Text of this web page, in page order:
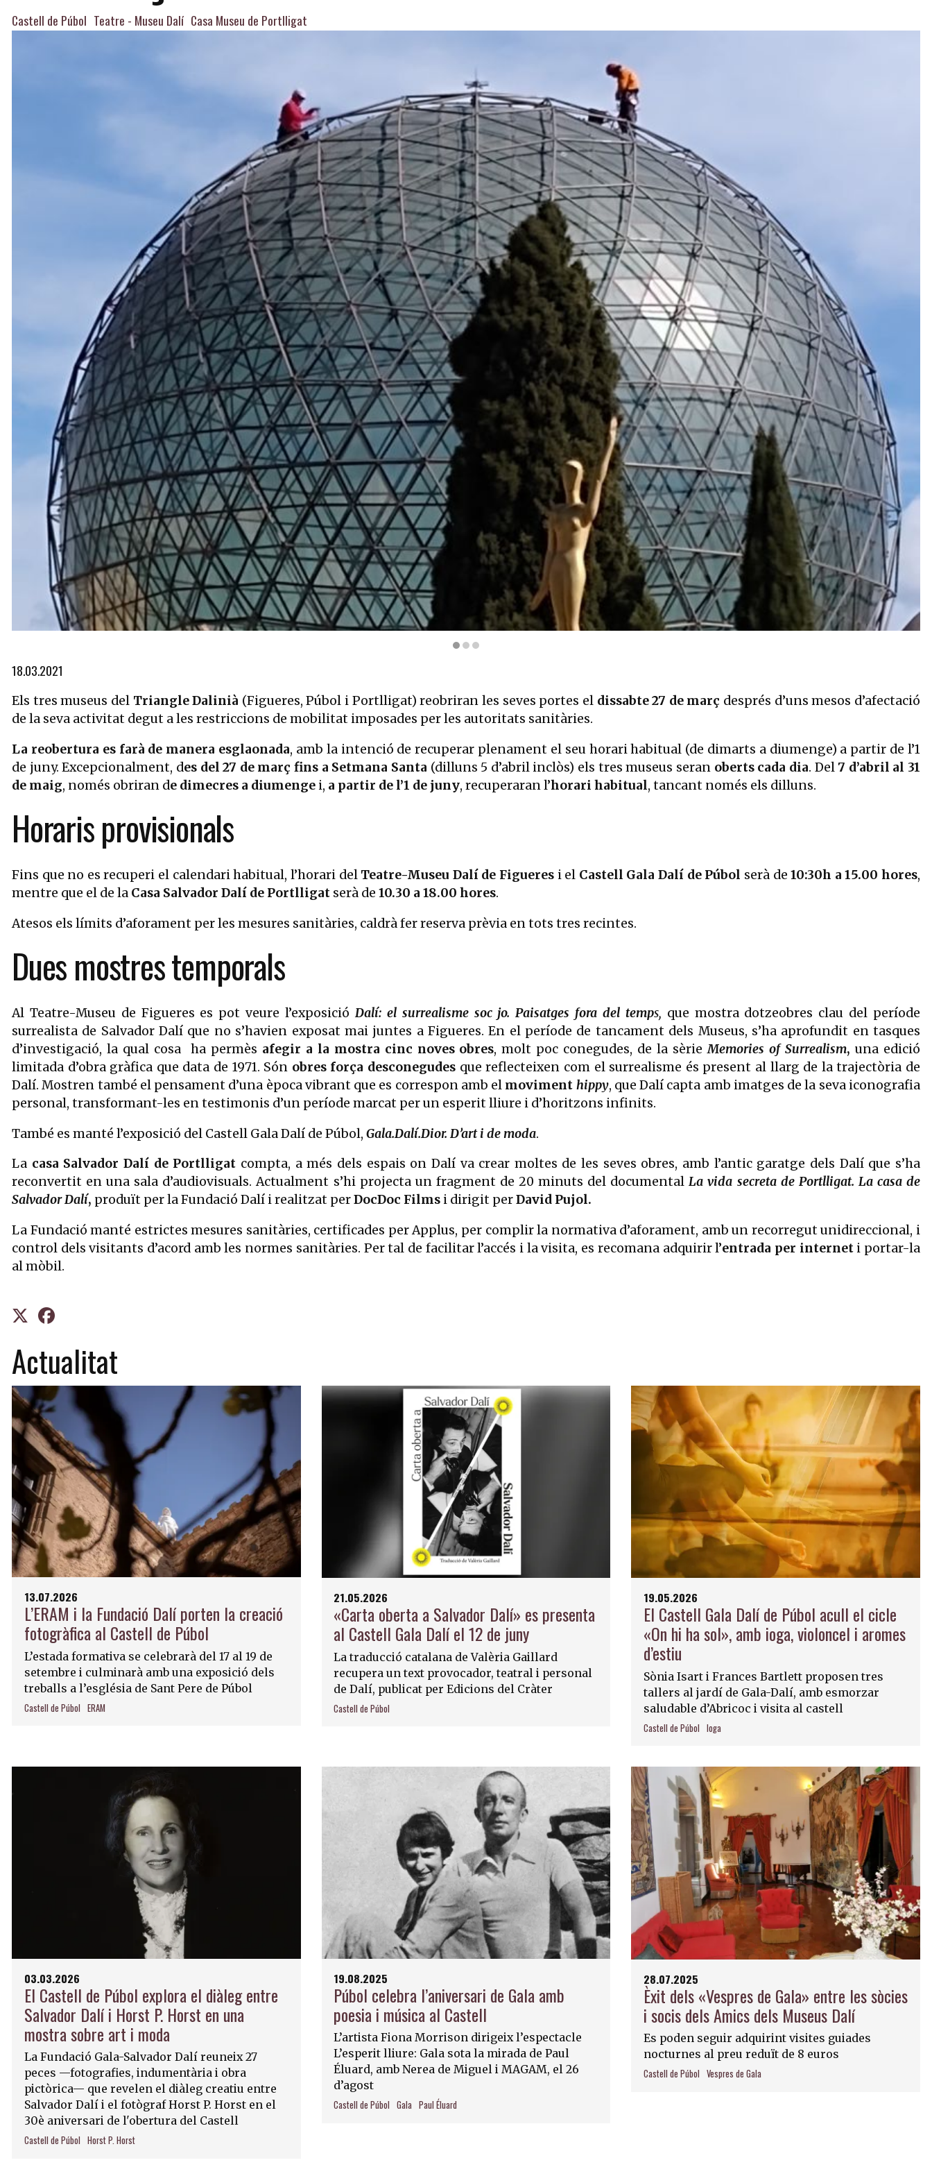
Castell de Púbol Teatre - Museu Dalí Casa Museu de Portlligat
Diapositiva 1 de 3: Obres de manteniment a la cúpula del Teatre - Museu, 2021
18.03.2021
Els tres museus del Triangle Dalinià (Figueres, Púbol i Portlligat) reobriran les seves portes el dissabte 27 de març després d’uns mesos d’afectació
de la seva activitat degut a les restriccions de mobilitat imposades per les autoritats sanitàries.
La reobertura es farà de manera esglaonada, amb la intenció de recuperar plenament el seu horari habitual (de dimarts a diumenge) a partir de l’1
de juny. Excepcionalment, des del 27 de març fins a Setmana Santa (dilluns 5 d’abril inclòs) els tres museus seran oberts cada dia. Del7 d’abril al 31
de maig, només obriran de dimecres a diumenge i, a partir de l’1 de juny, recuperaran l’horari habitual, tancant només els dilluns.
Horaris provisionals
Fins que no es recuperi el calendari habitual, l’horari del Teatre-Museu Dalí de Figueres i el Castell Gala Dalí de Púbol serà de10:30h a 15.00 hores,
mentre que el de la Casa Salvador Dalí de Portlligat serà de 10.30 a 18.00 hores.
Atesos els límits d’aforament per les mesures sanitàries, caldrà fer reserva prèvia en tots tres recintes.
Dues mostres temporals
Al Teatre-Museu de Figueres es pot veure l’exposició Dalí: el surrealisme soc jo. Paisatges fora del temps, que mostra dotzeobres clau del període
surrealista de Salvador Dalí que no s’havien exposat mai juntes a Figueres. En el període de tancament dels Museus, s’ha aprofundit en tasques
d’investigació, la qual cosa ha permès afegir a la mostra cinc noves obres, molt poc conegudes, de la sèrie Memories of Surrealism,una edició
limitada d’obra gràfica que data de 1971. Són obres força desconegudes que reflecteixen com el surrealisme és present al llarg de la trajectòria de
Dalí. Mostren també el pensament d’una època vibrant que es correspon amb el moviment hippy, que Dalí capta amb imatges de la seva iconografia
personal, transformant-les en testimonis d’un període marcat per un esperit lliure i d’horitzons infinits.
També es manté l’exposició del Castell Gala Dalí de Púbol, Gala.Dalí.Dior. D’art i de moda.
La casa Salvador Dalí de Portlligat compta, a més dels espais on Dalí va crear moltes de les seves obres, amb l’antic garatge dels Dalí que s’ha
reconvertit en una sala d’audiovisuals. Actualment s’hi projecta un fragment de 20 minuts del documentalLa vida secreta de Portlligat. La casa de
Salvador Dalí, produït per la Fundació Dalí i realitzat perDocDoc Films i dirigit perDavid Pujol.
La Fundació manté estrictes mesures sanitàries, certificades per Applus, per complir la normativa d’aforament, amb un recorregut unidireccional, i
control dels visitants d’acord amb les normes sanitàries. Per tal de facilitar l’accés i la visita, es recomana adquirir l’entrada per interneti portar-la
al mòbil.
Actualitat
13.07.2026
L’ERAM i la Fundació Dalí porten la creació
fotogràfica al Castell de Púbol
L’estada formativa se celebrarà del 17 al 19 de
setembre i culminarà amb una exposició dels
treballs a l’església de Sant Pere de Púbol
Castell de Púbol ERAM
21.05.2026
«Carta oberta a Salvador Dalí» es presenta
al Castell Gala Dalí el 12 de juny
La traducció catalana de Valèria Gaillard
recupera un text provocador, teatral i personal
de Dalí, publicat per Edicions del Cràter
Castell de Púbol
19.05.2026
El Castell Gala Dalí de Púbol acull el cicle
«On hi ha sol», amb ioga, violoncel i aromes
d’estiu
Sònia Isart i Frances Bartlett proposen tres
tallers al jardí de Gala-Dalí, amb esmorzar
saludable d’Abricoc i visita al castell
Castell de Púbol Ioga
03.03.2026
El Castell de Púbol explora el diàleg entre
Salvador Dalí i Horst P. Horst en una
mostra sobre art i moda
La Fundació Gala-Salvador Dalí reuneix 27
peces —fotografies, indumentària i obra
pictòrica— que revelen el diàleg creatiu entre
Salvador Dalí i el fotògraf Horst P. Horst en el
30è aniversari de l'obertura del Castell
Castell de Púbol Horst P. Horst
19.08.2025
Púbol celebra l’aniversari de Gala amb
poesia i música al Castell
L’artista Fiona Morrison dirigeix l’espectacle
L’esperit lliure: Gala sota la mirada de Paul
Éluard, amb Nerea de Miguel i MAGAM, el 26
d’agost
Castell de Púbol Gala Paul Éluard
28.07.2025
Èxit dels «Vespres de Gala» entre les sòcies
i socis dels Amics dels Museus Dalí
Es poden seguir adquirint visites guiades
nocturnes al preu reduït de 8 euros
Castell de Púbol Vespres de Gala